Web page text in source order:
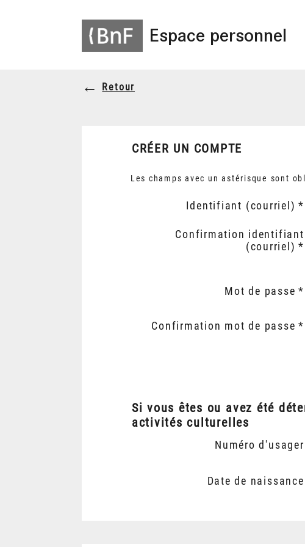
Espace personnel
Retour
CRÉER UN COMPTE
Les champs avec un astérisque sont
Identifiant (courriel)
Confirmation identifiant
(courriel)
Mot de passe
Confirmation mot de passe
Si vous êtes ou avez été
activités culturelles
Numéro d'usager
Date de naissance